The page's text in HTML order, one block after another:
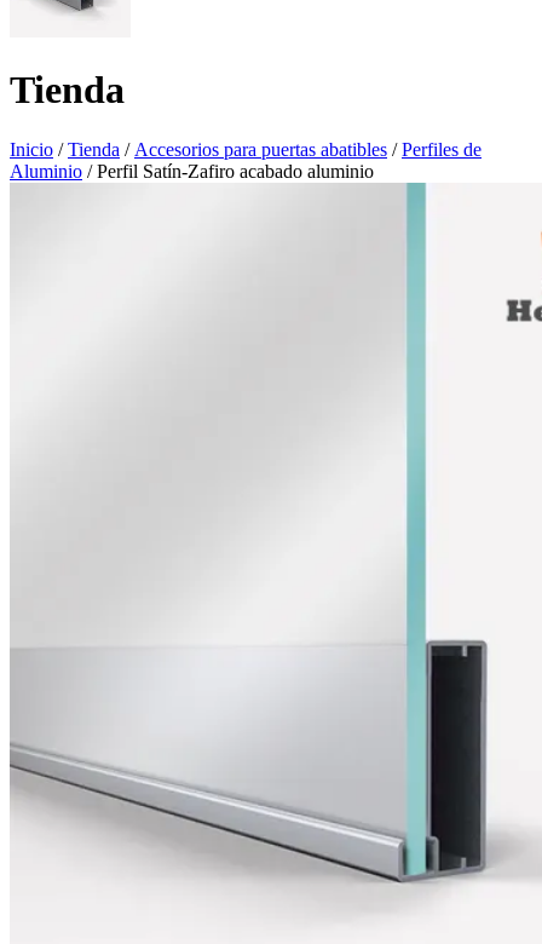
Tienda
Inicio /Tienda / Accesorios para puertas abatibles /Perfiles de
Aluminio / Perfil Satín-Zafiro acabado aluminio